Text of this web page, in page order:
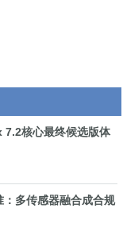
核心最终候选版体
多传感器融合成合规